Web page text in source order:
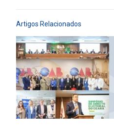
Artigos Relacionados